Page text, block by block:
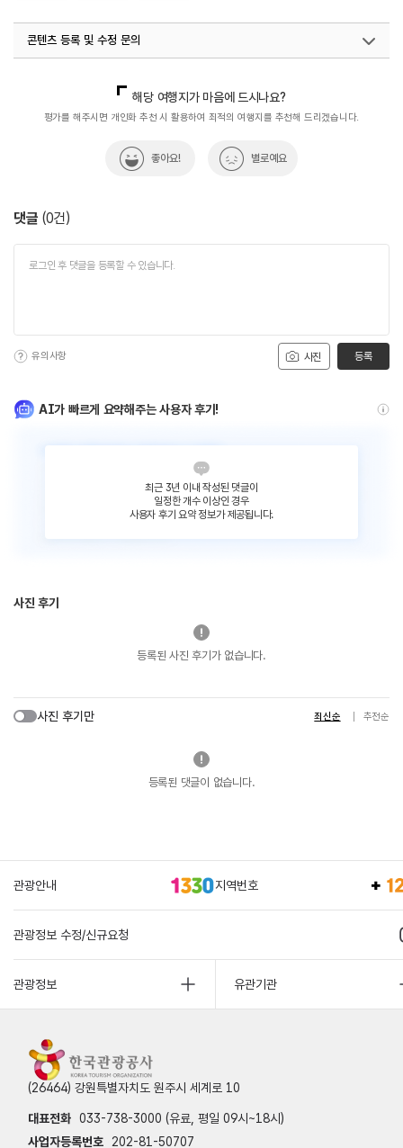
콘텐츠 등록 및 수정 문의
열린관광콘텐츠팀(열린관광-모두의여행)
033-738-3425
해당 여행지가 마음에 드시나요?
평가를 해주시면 개인화 추천 시 활용하여 최적의 여행지를 추천해 드리겠습니다.
좋아요! 별로예요
댓글 (0건)
사진
유의사항 등록
AI가 빠르게 요약해주는 사용자 후기!
최근 3년 이내 작성된 댓글이
일정한 개수 이상인 경우
사용자 후기 요약 정보가 제공됩니다.
사진 후기
등록된 사진 후기가 없습니다.
사진 후기만 최신순 추천순
등록된 댓글이 없습니다.
관광안내 지역번호
관광정보 수정/신규요청
관광정보 유관기관
(26464) 강원특별자치도 원주시 세계로 10
대표전화 033-738-3000 (유료, 평일 09시~18시)
사업자등록번호
202-81-50707